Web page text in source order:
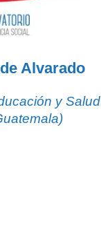
Alvarado
y Salud